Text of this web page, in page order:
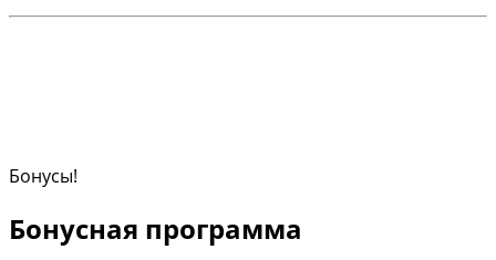
Бонусы!
Бонусная программа